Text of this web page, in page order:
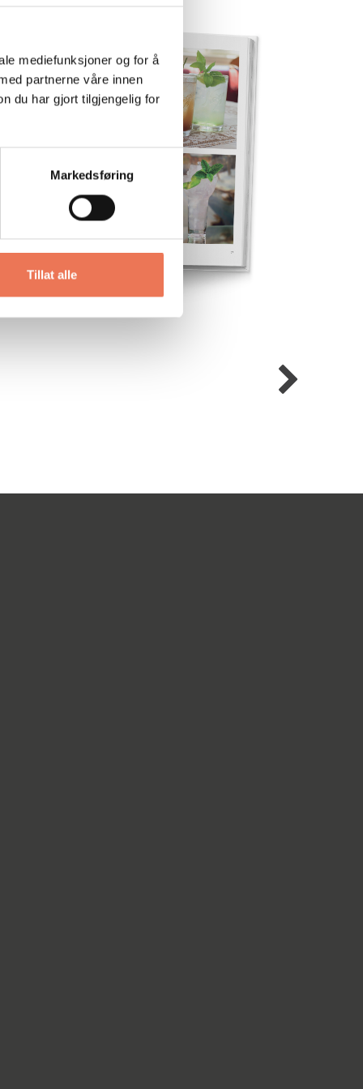
mediefunksjoner og for å
partnerne våre innen
du har gjort tilgjengelig for
Markedsføring
Tillat alle